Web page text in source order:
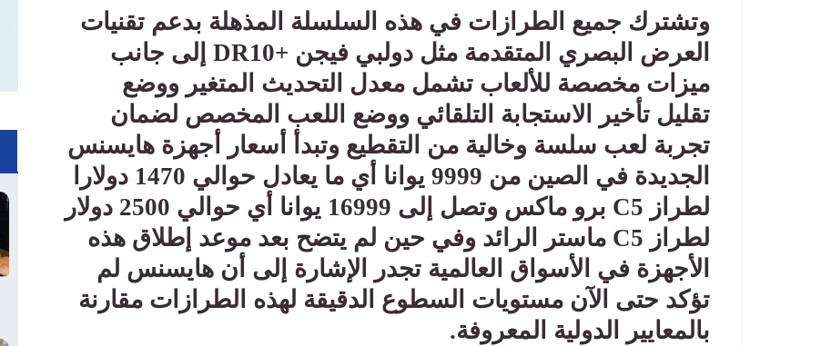
وتشترك جميع الطرازات في هذه السلسلة المذهلة بدعم تقنيات
العرض البصري المتقدمة مثل دولبي فيجن DR10+ إلى جانب
ميزات مخصصة للألعاب تشمل معدل التحديث المتغير ووضع
تقليل تأخير الاستجابة التلقائي ووضع اللعب المخصص لضمان
تجربة لعب سلسة وخالية من التقطيع وتبدأ أسعار أجهزة هايسنس
الجديدة في الصين من 9999 يوانا أي ما يعادل حوالي 1470 دولارا
لطراز C5
برو ماكس وتصل إلى 16999 يوانا أي حوالي 2500 دولار
لطراز C5 ماستر الرائد وفي حين لم يتضح بعد موعد إطلاق هذه
الأجهزة في الأسواق العالمية تجدر الإشارة إلى أن هايسنس لم
تؤكد حتى الآن مستويات السطوع الدقيقة لهذه الطرازات مقارنة
بالمعايير الدولية المعروفة.